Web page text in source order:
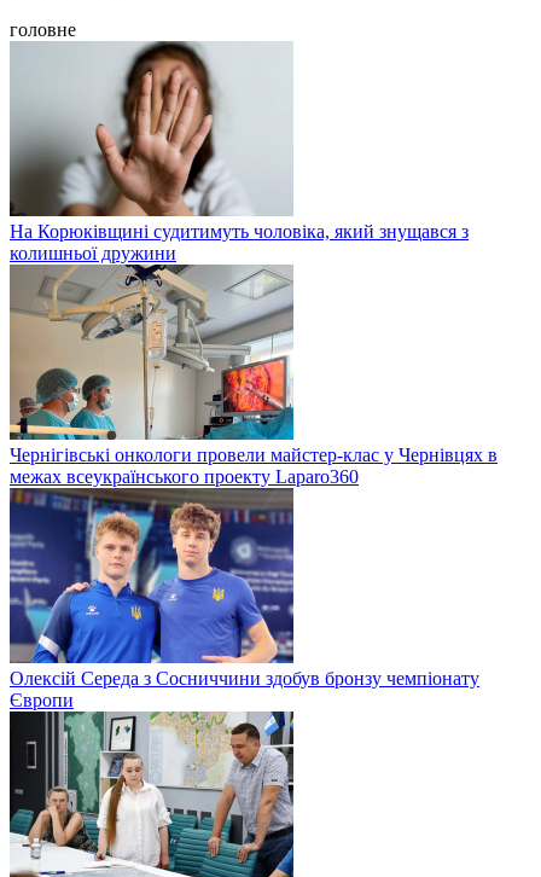
головне
На Корюківщині судитимуть чоловіка, який знущався з
колишньої дружини
Чернігівські онкологи провели майстер-клас у Чернівцях в
межах всеукраїнського проекту Laparo360
Олексій Середа з Сосниччини здобув бронзу чемпіонату
Європи